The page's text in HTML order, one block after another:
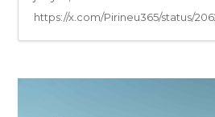
https://x.com/Pirineu365/status/